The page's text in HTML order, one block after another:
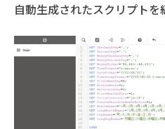
自動生成されたスクリプトを